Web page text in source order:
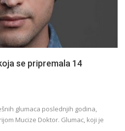
se pripremala 14
glumaca poslednjih godina,
Mucize Doktor. Glumac, koji je